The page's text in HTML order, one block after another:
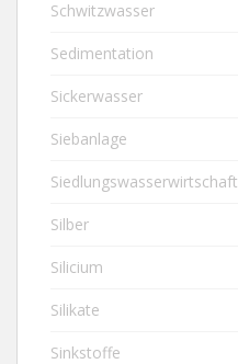
Schwitzwasser
Sedimentation
Sickerwasser
Siebanlage
Siedlungswasserwirtschaft
Silber
Silicium
Silikate
Sinkstoffe